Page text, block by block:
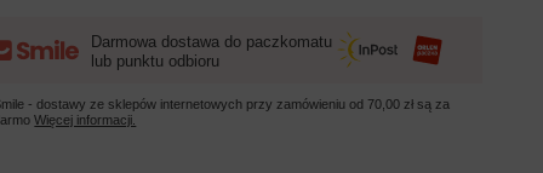
Darmowa dostawa do paczkomatu
lub punktu odbioru
- dostawy ze sklepów internetowych przy zamówieniu od 70,00 zł są za
Więcej informacji.